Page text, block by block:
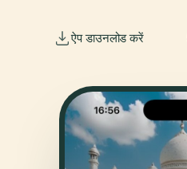
ऐप डाउनलोड करें